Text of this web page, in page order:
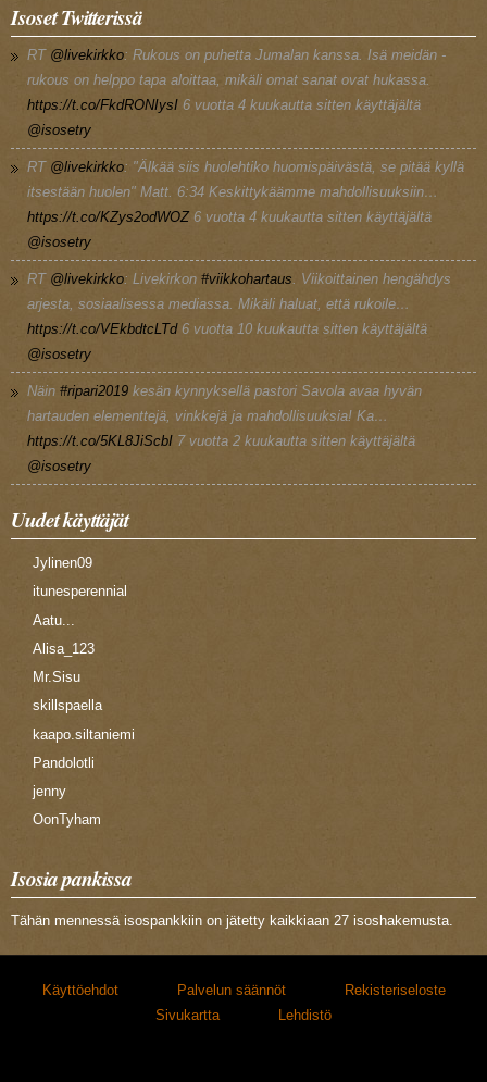
Isoset Twitterissä
RT @livekirkko: Rukous on puhetta Jumalan kanssa. Isä meidän -
rukous on helppo tapa aloittaa, mikäli omat sanat ovat hukassa.
https://t.co/FkdRONIysI 6 vuotta 4 kuukautta sitten käyttäjältä
@isosetry
RT @livekirkko: "Älkää siis huolehtiko huomispäivästä, se pitää kyllä
itsestään huolen" Matt. 6:34 Keskittykäämme mahdollisuuksiin…
https://t.co/KZys2odWOZ 6 vuotta 4 kuukautta sitten käyttäjältä
@isosetry
RT @livekirkko: Livekirkon #viikkohartaus . Viikoittainen hengähdys
arjesta, sosiaalisessa mediassa. Mikäli haluat, että rukoile…
https://t.co/VEkbdtcLTd 6 vuotta 10 kuukautta sitten käyttäjältä
@isosetry
Näin #ripari2019 kesän kynnyksellä pastori Savola avaa hyvän
hartauden elementtejä, vinkkejä ja mahdollisuuksia! Ka…
https://t.co/5KL8JiScbI 7 vuotta 2 kuukautta sitten käyttäjältä
@isosetry
Uudet käyttäjät
Jylinen09
itunesperennial
Aatu...
Alisa_123
Mr.Sisu
skillspaella
kaapo.siltaniemi
Pandolotli
jenny
OonTyham
Isosia pankissa
Tähän mennessä isospankkiin on jätetty kaikkiaan 27 isoshakemusta.
Käyttöehdot Palvelun säännöt
Rekisteriseloste
Sivukartta
Lehdistö